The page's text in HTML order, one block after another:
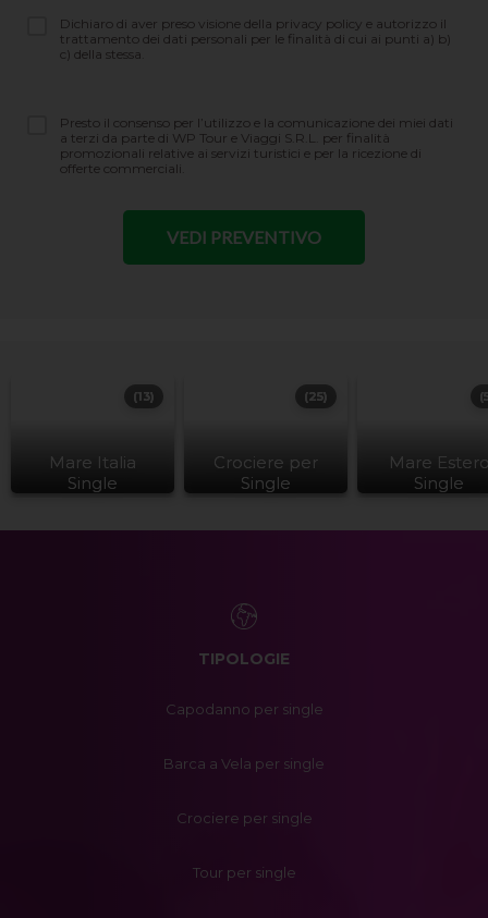
Dichiaro di aver preso visione della privacy policy e autorizzo il
trattamento dei dati personali per le finalità di cui ai punti a) b)
c) della stessa.
Presto il consenso per l’utilizzo e la comunicazione dei miei dati
a terzi da parte di WP Tour e Viaggi S.R.L. per finalità
promozionali relative ai servizi turistici e per la ricezione di
offerte commerciali.
Mare Italia
Single
(13)
Crociere per
Single
(25)
Mare
Single
TIPOLOGIE
Capodanno per single
Barca a Vela per single
Crociere per single
Tour per single